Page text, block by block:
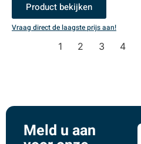
Product bekijken
Vraag direct de laagste prijs aan!
1 2 3 4
Meld u aan